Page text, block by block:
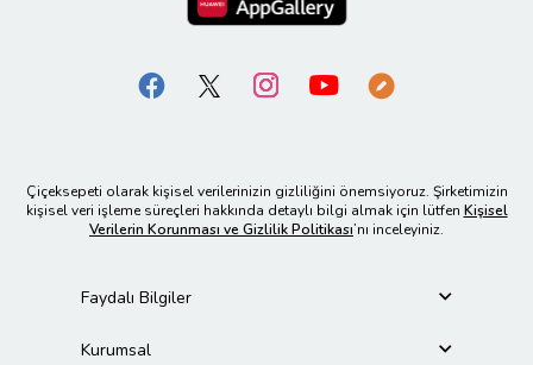
Çiçeksepeti olarak kişisel verilerinizin gizliliğini önemsiyoruz. Şirketimizin
kişisel veri işleme süreçleri hakkında detaylı bilgi almak için lütfen Kişisel
Verilerin Korunması ve Gizlilik Politikası’nı inceleyiniz.
Faydalı Bilgiler
Kurumsal